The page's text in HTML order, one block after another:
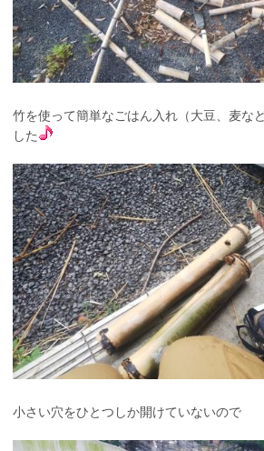
竹を使って簡単なごはん入れ（大豆、麦な
した
小さい穴をひとつしか開けていないので